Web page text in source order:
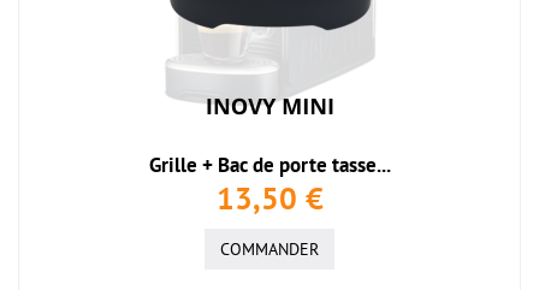
Grille + Bac de porte tasse...
13,50 €
COMMANDER